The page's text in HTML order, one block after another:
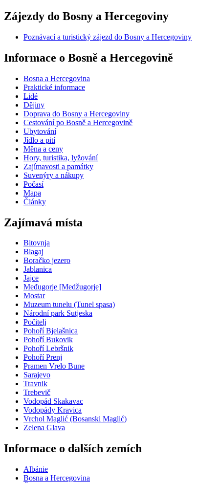
Zájezdy do Bosny a Hercegoviny
Poznávací a turistický zájezd do Bosny a Hercegoviny
Informace o Bosně a Hercegovině
Bosna a Hercegovina
Praktické informace
Lidé
Dějiny
Doprava do Bosny a Hercegoviny
Cestování po Bosně a Hercegovině
Ubytování
Jídlo a pití
Měna a ceny
Hory, turistika, lyžování
Zajímavosti a památky
Suvenýry a nákupy
Počasí
Mapa
Články
Zajímavá místa
Bitovnja
Blagaj
Boračko jezero
Jablanica
Jajce
Međugorje [Medžugorje]
Mostar
Muzeum tunelu (Tunel spasa)
Národní park Sutjeska
Počitelj
Pohoří Bjelašnica
Pohoří Bukovik
Pohoří Lebršnik
Pohoří Prenj
Pramen Vrelo Bune
Sarajevo
Travnik
Trebevič
Vodopád Skakavac
Vodopády Kravica
Vrchol Maglić (Bosanski Maglić)
Zelena Glava
Informace o dalších zemích
Albánie
Bosna a Hercegovina